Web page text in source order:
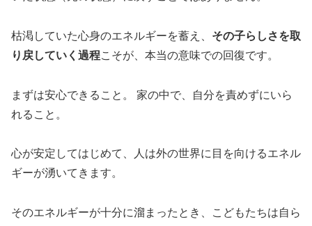
枯渇していた心身のエネルギーを蓄え、 その子らしさを取
り戻していく過程こそが、本当の意味での回復です。
まずは安心できること。 家の中で、自分を責めずにいら
れること。
心が安定してはじめて、人は外の世界に目を向けるエネル
ギーが湧いてきます。
そのエネルギーが十分に溜まったとき、こどもたちは自ら